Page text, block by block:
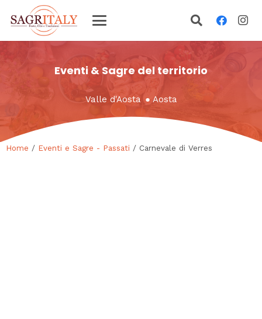
Eventi & Sagre del territorio
Valle d'Aosta ● Aosta
Home / Eventi e Sagre - Passati / Carnevale di Verres